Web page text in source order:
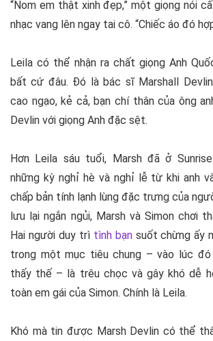
“Nom em thật xinh đẹp,” một giọng nói
nhạc vang lên ngay tai cô. “Chiếc áo đó
Leila có thể nhận ra chất giọng Anh
bất cứ đâu. Đó là bác sĩ Marshall
cao ngạo, kẻ cả, bạn chí thân của ông
Devlin với giọng Anh đặc sệt.
Hơn Leila sáu tuổi, Marsh đã ở
những kỳ nghỉ hè và nghỉ lễ từ khi anh
chấp bản tính lạnh lùng đặc trưng của
lưu lại ngắn ngủi, Marsh và Simon chơi
Hai người duy trì tình bạnsuốt chừng ấy
trong một mục tiêu chung – vào lúc
thấy thế – là trêu chọc và gây khó dễ
toàn em gái của Simon. Chính là Leila.
Khó mà tin được Marsh Devlin có thể